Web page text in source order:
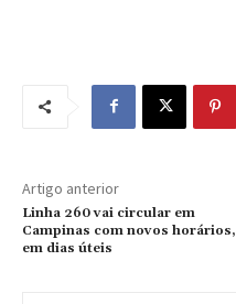
Artigo anterior
Linha 260 vai circular em
Campinas com novos horários,
em dias úteis